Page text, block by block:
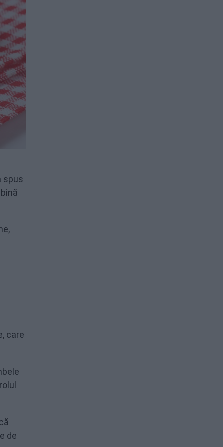
spus
care
de